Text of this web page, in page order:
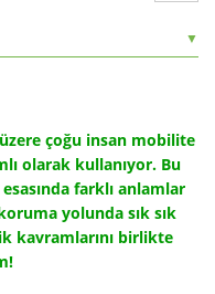
▼
çoğu insan mobilite
olarak kullanıyor. Bu
farklı anlamlar
yolunda sık sık
kavramlarını birlikte